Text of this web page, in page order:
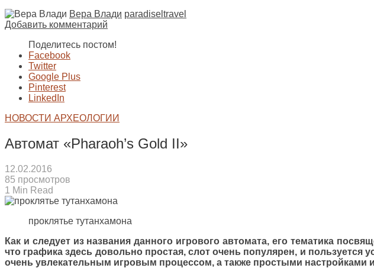
Вера Влади paradiseltravel
Добавить комментарий
Поделитесь постом!
Facebook
Twitter
Google Plus
Pinterest
LinkedIn
НОВОСТИ АРХЕОЛОГИИ
Автомат «Pharaoh’s Gold II»
12.02.2016
85 просмотров
1 Min Read
проклятье тутанхамона
Как и следует из названия данного игрового автомата, его тематика
что графика здесь довольно простая, слот очень популярен, и
очень увлекательным игровым процессом, а также простыми